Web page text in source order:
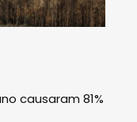
causaram 81%